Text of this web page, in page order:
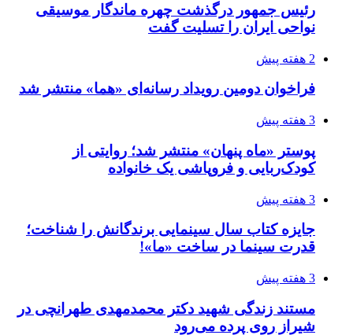
رئیس جمهور درگذشت چهره ماندگار موسیقی
نواحی ایران را تسلیت گفت
2 هفته پیش
فراخوان دومین رویداد رسانه‌ای «هما» منتشر شد
3 هفته پیش
پوستر «ماه پنهان» منتشر شد؛ روایتی از
کودک‌ربایی و فروپاشی یک خانواده
3 هفته پیش
جایزه کتاب سال سینمایی برندگانش را شناخت؛
قدرت سینما در ساخت «ما»!
3 هفته پیش
مستند زندگی شهید دکتر محمدمهدی طهرانچی در
شیراز روی پرده می‌رود